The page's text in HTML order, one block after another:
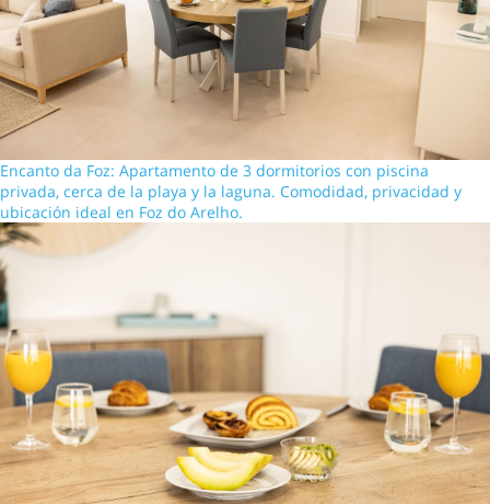
Encanto da Foz: Apartamento de 3 dormitorios con piscina
privada, cerca de la playa y la laguna. Comodidad, privacidad y
ubicación ideal en Foz do Arelho.